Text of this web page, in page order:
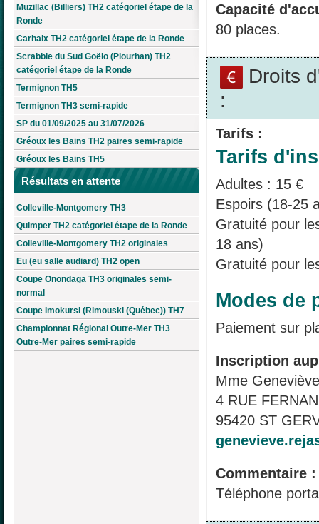
Muzillac (Billiers) TH2 catégoriel étape de la
Ronde
Carhaix TH2 catégoriel étape de la Ronde
Scrabble du Sud Goëlo (Plourhan) TH2
catégoriel étape de la Ronde
Termignon TH5
Termignon TH3 semi-rapide
SP du 01/09/2025 au 31/07/2026
Gréoux les Bains TH2 paires semi-rapide
Gréoux les Bains TH5
Résultats en attente
Colleville-Montgomery TH3
Quimper TH2 catégoriel étape de la Ronde
Colleville-Montgomery TH2 originales
Eu (eu salle audiard) TH2 open
Coupe Onondaga TH3 originales semi-
normal
Coupe Imokursi (Rimouski (Québec)) TH7
Championnat Régional Outre-Mer TH3
Outre-Mer paires semi-rapide
Capacité
80 places.
Droits
:
Tarifs :
Tarifs
Adultes : 15 €
Espoirs (18-25
Gratuité pour
18 ans)
Gratuité pour
Modes de
Paiement sur
Inscription
Mme
4 RUE
95420 ST
Commentaire :
Téléphone